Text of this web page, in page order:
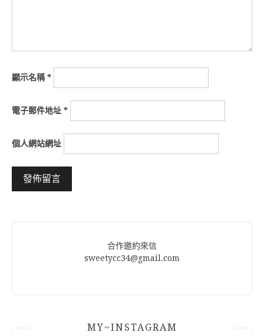
顯示名稱*
電子郵件地址 *
個人網站網址
合作邀約來信
sweetycc34@gmail.com
MY~INSTAGRAM